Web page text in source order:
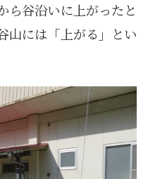
ら谷沿いに上がったと
山には「上がる」とい